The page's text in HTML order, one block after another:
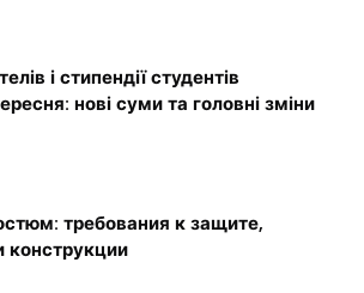
і стипендії студентів
нові суми та головні зміни
требования к защите,
конструкции